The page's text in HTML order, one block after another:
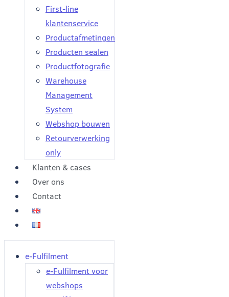
First-line
klantenservice
Productafmetingen
Producten sealen
Productfotografie
Warehouse
Management
System
Webshop bouwen
Retourverwerking
only
Klanten & cases
Over ons
Contact
e-Fulfilment
e-Fulfilment voor
webshops